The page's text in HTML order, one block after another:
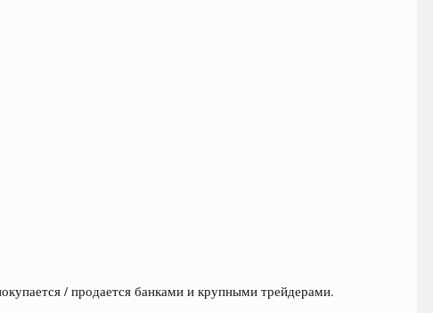
/ продается банками и крупными трейдерами.